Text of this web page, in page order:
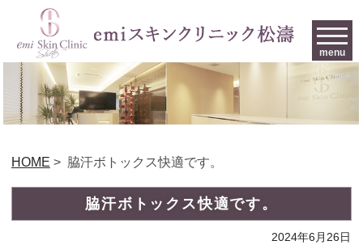
menu
HOME > 脇汗ボトックス快適です。
脇汗ボトックス快適です。
2024年6月26日